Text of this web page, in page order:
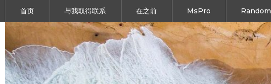
首页 与我取得联系 在之前 MsPro Random